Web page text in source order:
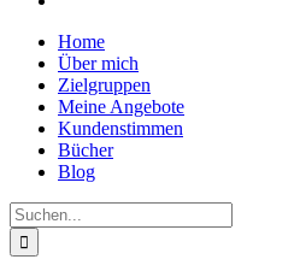
Home
Über mich
Zielgruppen
Meine Angebote
Kundenstimmen
Bücher
Blog
Suche
nach: